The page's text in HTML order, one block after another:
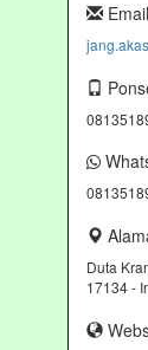
Email
Duta
17134 -